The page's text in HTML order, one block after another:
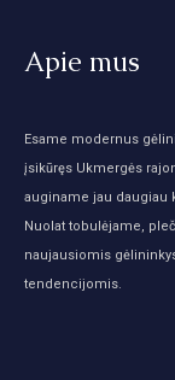
Apie mus
Esame modernus
įsikūręs Ukmergės
auginame jau daugiau
Nuolat tobulėjame,
naujausiomis
tendencijomis.